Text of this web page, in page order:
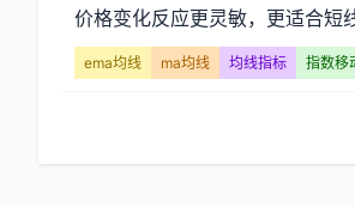
【ma
均
价格变化反应更灵敏，更适合短
ema均线 ma均线 均线指标 指数移